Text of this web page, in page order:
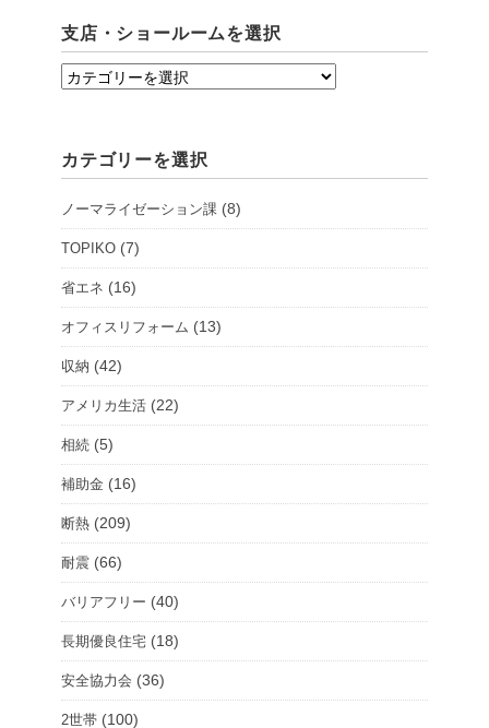
支店・ショールームを選択
支
ョ
ル
ー
を
選
択
カテゴリーを選択
ノーマライゼーション課 (8)
TOPIKO (7)
省エネ (16)
オフィスリフォーム (13)
収納 (42)
アメリカ生活 (22)
相続 (5)
補助金 (16)
断熱 (209)
耐震 (66)
バリアフリー (40)
長期優良住宅 (18)
安全協力会 (36)
2世帯 (100)